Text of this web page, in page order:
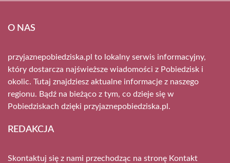
O NAS
przyjaznepobiedziska.pl to lokalny serwis informacyjny,
który dostarcza najświeższe wiadomości z Pobiedzisk i
okolic. Tutaj znajdziesz aktualne informacje z naszego
regionu. Bądź na bieżąco z tym, co dzieje się w
Pobiedziskach dzięki przyjaznepobiedziska.pl.
REDAKCJA
Skontaktuj się z nami przechodząc na stronę Kontakt